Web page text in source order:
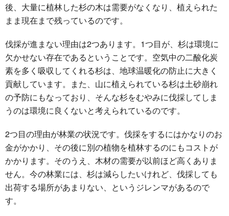
後、大量に植林した杉の木は需要がなくなり、植えられた
まま現在まで残っているのです。
伐採が進まない理由は2つあります。1つ目が、杉は環境に
欠かせない存在であるということです。空気中の二酸化炭
素を多く吸収してくれる杉は、地球温暖化の防止に大きく
貢献しています。また、山に植えられている杉は土砂崩れ
の予防にもなっており、そんな杉をむやみに伐採してしま
うのは環境に良くないと考えられているのです。
2つ目の理由が林業の状況です。伐採をするにはかなりのお
金がかかり、その後に別の植物を植林するのにもコストが
かかります。そのうえ、木材の需要が以前ほど高くありま
せん。今の林業には、杉は減らしたいけれど、伐採しても
出荷する場所があまりない、というジレンマがあるので
す。